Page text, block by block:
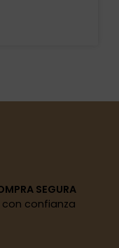
SEGURA
con confianza